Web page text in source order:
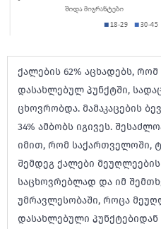
ქალების 62% აცხადებს,
დასახლებულ პუნქტში,
ცხოვრობდა. მამაკაცების
34% ამბობს იგივეს.
იმით, რომ საქართველოში,
შემდეგ ქალები
საცხოვრებლად და იმ
უმრავლესობაში, როცა
დასახლებული